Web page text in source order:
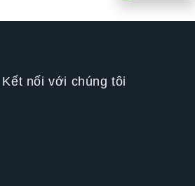
Kết nối với chúng tôi